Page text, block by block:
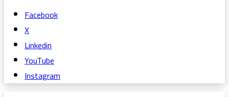
Facebook
X
Linkedin
YouTube
Instagram